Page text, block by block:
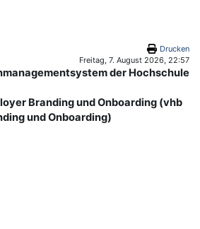
Drucken
Freitag, 7. August 2026, 22:57
der Hochschule
Branding und Onboarding (vhb
und Onboarding)